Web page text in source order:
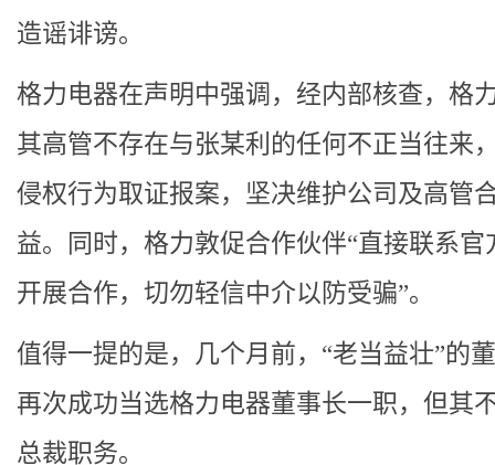
造谣诽谤。
格力电器在声明中强调，经内部核查，格
其高管不存在与张某利的任何不正当往来
侵权行为取证报案，坚决维护公司及高管
益。同时，格力敦促合作伙伴“直接联系官
开展合作，切勿轻信中介以防受骗”。
值得一提的是，几个月前，“老当益壮”的
再次成功当选格力电器董事长一职，但其
总裁职务。